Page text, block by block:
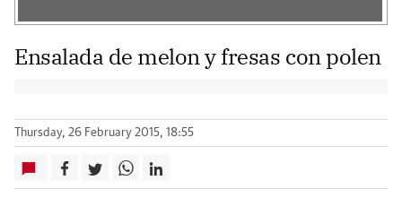
Ensalada de melon y fresas con polen
Thursday, 26 February 2015, 18:55